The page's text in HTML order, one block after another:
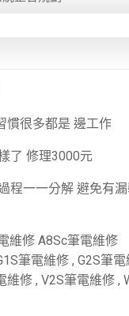
慣很多都是 邊工作
了 修理3000元
程一一分解 避免有
維修 A8Sc筆電維修
筆電維修 , G2S筆
維修 , V2S筆電維修 ,